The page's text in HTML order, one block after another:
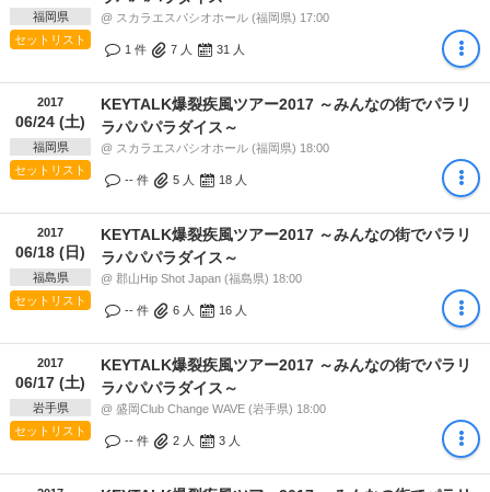
福岡県
セットリスト
@ スカラエスパシオホール (福岡県) 17:00
1 件 7 人 31 人
2017
06/24 (土)
福岡県
セットリスト
KEYTALK爆裂疾風ツアー2017 ～みんなの街でパラリ
ラパパパラダイス～
@ スカラエスパシオホール (福岡県) 18:00
-- 件 5 人 18 人
2017
06/18 (日)
福島県
セットリスト
KEYTALK爆裂疾風ツアー2017 ～みんなの街でパラリ
ラパパパラダイス～
@ 郡山Hip Shot Japan (福島県) 18:00
-- 件 6 人 16 人
2017
06/17 (土)
岩手県
セットリスト
KEYTALK爆裂疾風ツアー2017 ～みんなの街でパラリ
ラパパパラダイス～
@ 盛岡Club Change WAVE (岩手県) 18:00
-- 件 2 人 3 人